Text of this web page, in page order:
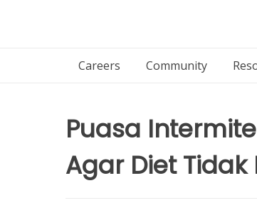
Careers Community
Puasa
Agar Diet